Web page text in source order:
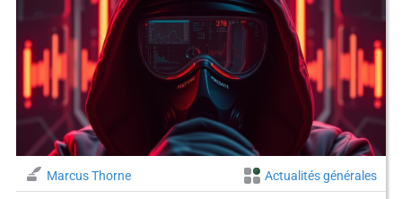
Marcus Thorne Actualités générales